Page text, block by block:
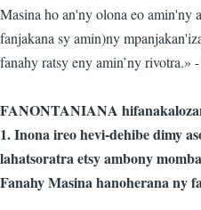
Masina ho an'ny olona eo amin'ny
fanjakana sy amin)ny
fanahy ratsy eny amin’ny rivotra.»
FANONTANIANA
1. Inona ireo hevi-dehibe dimy
lahatsoratra etsy ambony
Fanahy Masina hanoherana ny